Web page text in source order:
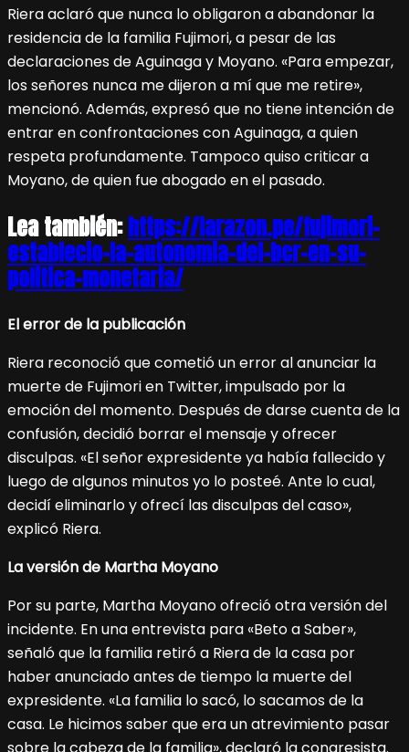
Riera aclaró que nunca lo obligaron a abandonar la
residencia de la familia Fujimori, a pesar de las
declaraciones de Aguinaga y Moyano. «Para empezar,
los señores nunca me dijeron a mí que me retire»,
mencionó. Además, expresó que no tiene intención de
entrar en confrontaciones con Aguinaga, a quien
respeta profundamente. Tampoco quiso criticar a
Moyano, de quien fue abogado en el pasado.
Lea también:https://larazon.pe/fujimori-
establecio-la-autonomia-del-bcr-en-su-
politica-monetaria/
El error de la publicación
Riera reconoció que cometió un error al anunciar la
muerte de Fujimori en Twitter, impulsado por la
emoción del momento. Después de darse cuenta de la
confusión, decidió borrar el mensaje y ofrecer
disculpas. «El señor expresidente ya había fallecido y
luego de algunos minutos yo lo posteé. Ante lo cual,
decidí eliminarlo y ofrecí las disculpas del caso»,
explicó Riera.
La versión de Martha Moyano
Por su parte, Martha Moyano ofreció otra versión del
incidente. En una entrevista para «Beto a Saber»,
señaló que la familia retiró a Riera de la casa por
haber anunciado antes de tiempo la muerte del
expresidente. «La familia lo sacó, lo sacamos de la
casa. Le hicimos saber que era un atrevimiento pasar